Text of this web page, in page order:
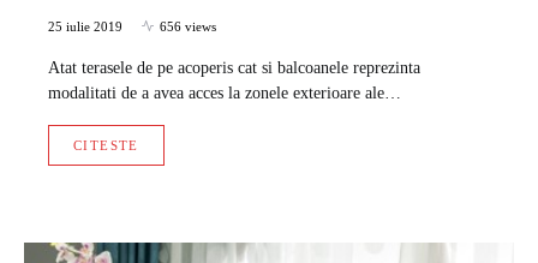
25 iulie 2019 656 views
Atat terasele de pe acoperis cat si balcoanele reprezinta
modalitati de a avea acces la zonele exterioare ale…
CITESTE